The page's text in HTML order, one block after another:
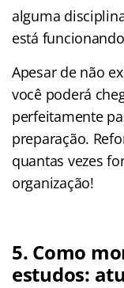
alguma
está
Apesar de não
você poderá
perfeitamente
preparação.
quantas vezes
organização!
5. Como
estudos: